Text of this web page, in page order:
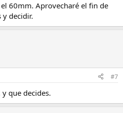
60mm. Aprovecharé el fin de
y decidir.
#7
que decides.